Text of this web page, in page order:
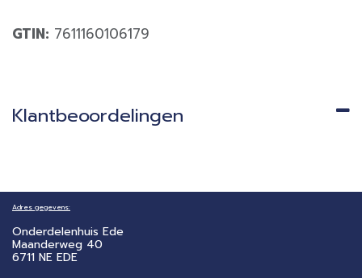
GTIN: 7611160106179
Klantbeoordelingen
Adres gegevens:
Onderdelenhuis Ede
Maanderweg 40
6711 NE EDE